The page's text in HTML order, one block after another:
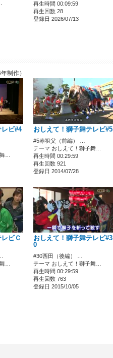
再生時間 00:09:59
再生回数 28
登録日 2026/07/13
制作）
レビ#4
…
おしえて！獅子舞テレビ#5
#5赤祖父（前編） …
テーマ おしえて！獅子舞…
再生時間 00:29:59
再生回数 921
登録日 2014/07/28
ビＣ
…
おしえて！獅子舞テレビ#3
0
#30西田（後編） …
テーマ おしえて！獅子舞…
再生時間 00:29:59
再生回数 763
登録日 2015/10/05